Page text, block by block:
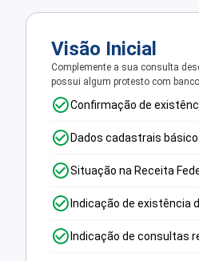
Visão Inicial
Complemente a sua consulta
possui algum protesto com
Confirmação de
Dados cadastrais
Situação na Receita
Indicação de existência
Indicação de consultas